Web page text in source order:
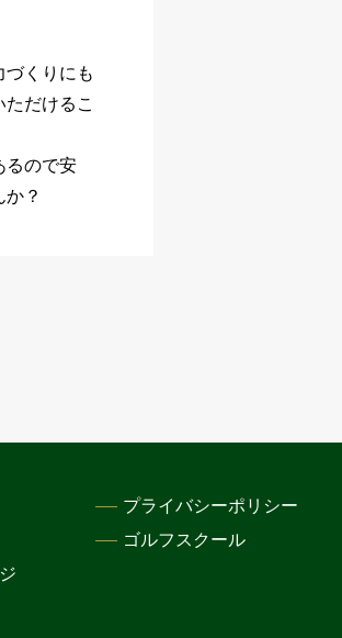
づくりにも
だけるこ
るので安
？
プライバシーポリシー
ゴルフスクール